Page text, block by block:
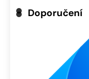
Doporučení